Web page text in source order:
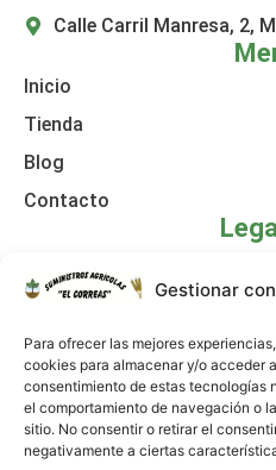
Gestionar
Para ofrecer las mejores
cookies para almacenar y/o acceder
consentimiento de estas tecnologías
el comportamiento de navegación o
sitio. No consentir o retirar el
negativamente a ciertas
Inicio
Tienda
Blog
Contacto
Política de cookies
Declaración de accesibilidad
Política de privacidad
Calle Carril Manresa, 2,